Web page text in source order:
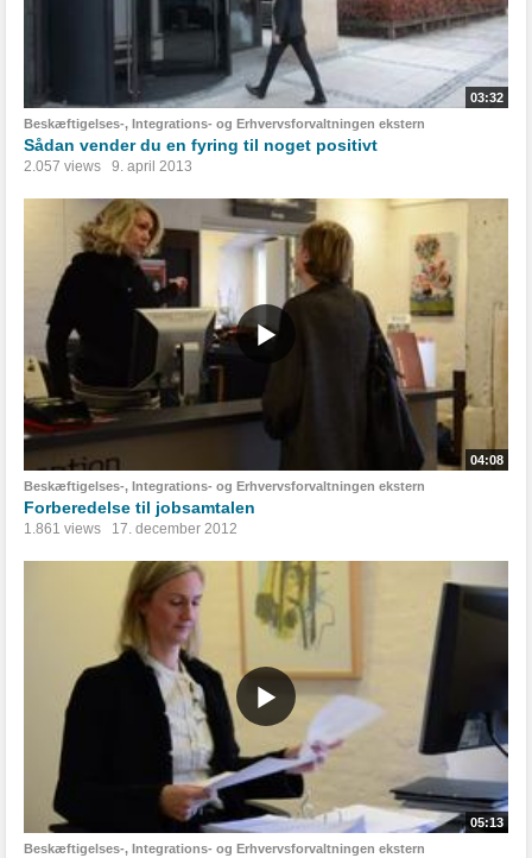
03:32
Beskæftigelses-, Integrations- og Erhvervsforvaltningen ekstern
Sådan vender du en fyring til noget positivt
2.057 views 9. april 2013
04:08
Beskæftigelses-, Integrations- og Erhvervsforvaltningen ekstern
Forberedelse til jobsamtalen
1.861 views 17. december 2012
05:13
Beskæftigelses-, Integrations- og Erhvervsforvaltningen ekstern